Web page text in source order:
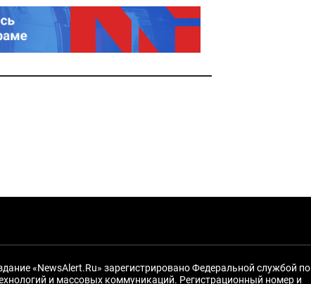
«NewsAlert.Ru» зарегистрировано Федеральной службой по
и массовых коммуникаций. Регистрационный номер и